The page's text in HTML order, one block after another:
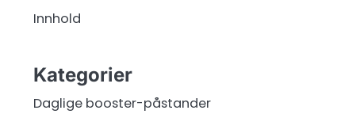
Innhold
Kategorier
Daglige booster-påstander